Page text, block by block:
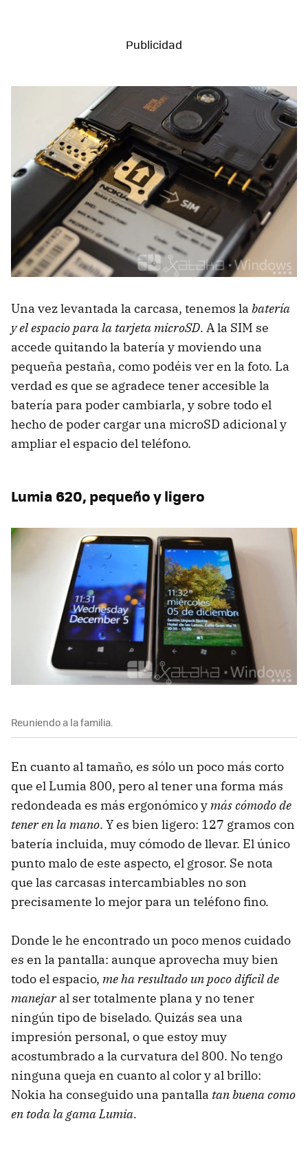
Una vez levantada la carcasa, tenemos la batería
y el espacio para la tarjeta microSD. A la SIM se
accede quitando la batería y moviendo una
pequeña pestaña, como podéis ver en la foto. La
verdad es que se agradece tener accesible la
batería para poder cambiarla, y sobre todo el
hecho de poder cargar una microSD adicional y
ampliar el espacio del teléfono.
Lumia 620, pequeño y ligero
Reuniendo a la familia.
En cuanto al tamaño, es sólo un poco más corto
que el Lumia 800, pero al tener una forma más
redondeada es más ergonómico ymás cómodo de
tener en la mano. Y es bien ligero: 127 gramos con
batería incluida, muy cómodo de llevar. El único
punto malo de este aspecto, el grosor. Se nota
que las carcasas intercambiables no son
precisamente lo mejor para un teléfono fino.
Donde le he encontrado un poco menos cuidado
es en la pantalla: aunque aprovecha muy bien
todo el espacio, me ha resultado un poco difícil de
manejaral ser totalmente plana y no tener
ningún tipo de biselado. Quizás sea una
impresión personal, o que estoy muy
acostumbrado a la curvatura del 800. No tengo
ninguna queja en cuanto al color y al brillo:
Nokia ha conseguido una pantalla tan buena como
en toda la gama Lumia.